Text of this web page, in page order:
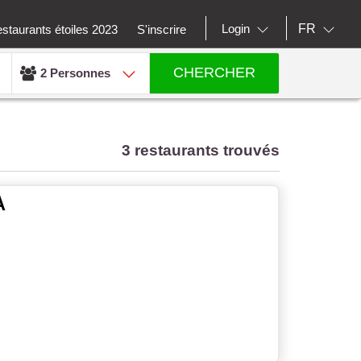
étoiles 2023 S'inscrire Login FR
2 Personnes CHERCHER
3 restaurants trouvés